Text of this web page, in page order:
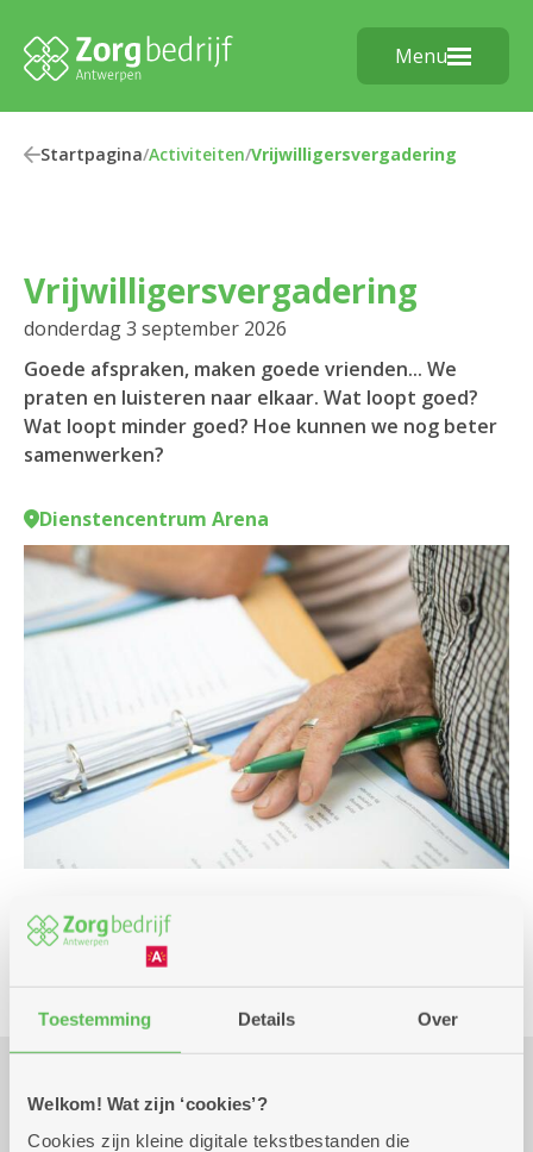
Toestemming Details Over
Welkom! Wat zijn ‘cookies’?
Cookies zijn kleine digitale tekstbestanden die
Menu
Startpagina/Activiteiten/Vrijwilligersvergadering
Vrijwilligersvergadering
donderdag 3 september 2026
Goede afspraken, maken goede vrienden... We
praten en luisteren naar elkaar. Wat loopt goed?
Wat loopt minder goed? Hoe kunnen we nog beter
samenwerken?
Dienstencentrum Arena
Infosessie
Praktisch